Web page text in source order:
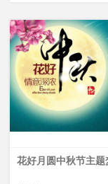
花好月圆中秋节主